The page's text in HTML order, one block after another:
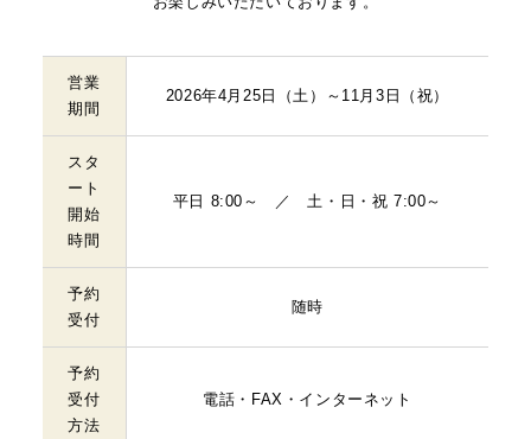
営業
期間
2026年4月25日（土）～11月3日（祝）
スタ
ート
開始
時間
平日 8:00～ ／ 土・日・祝 7:00～
予約
受付
随時
予約
受付
方法
電話・FAX・ インターネット